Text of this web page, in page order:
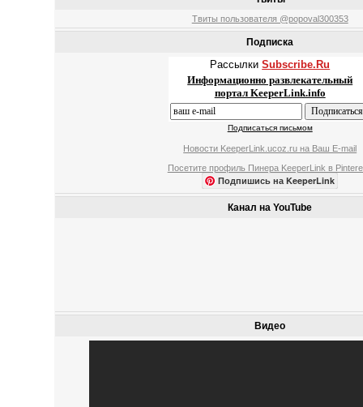
Твиты пользователя @popoval300353
Подписка
РассылкиSubscribe.Ru
Информационно развлекательный
портал KeeperLink.info
Подписаться письмом
Новости KeeperLink.ucoz.ru на Ваш E-mail
Посетите профиль Пинера KeeperLink в
Подпишись на KeeperLink
Канал на YouTube
Видео